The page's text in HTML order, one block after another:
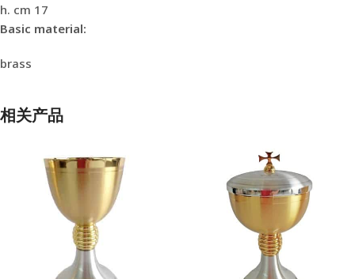
h. cm 17
Basic material:
brass
相关产品